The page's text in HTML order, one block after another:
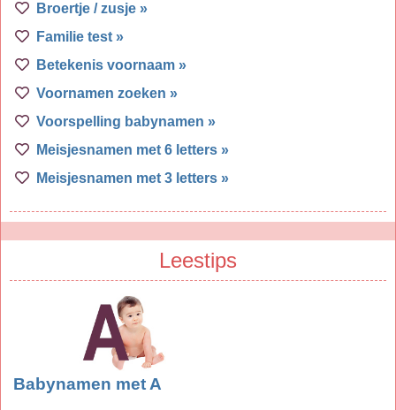
Broertje / zusje »
Familie test »
Betekenis voornaam »
Voornamen zoeken »
Voorspelling babynamen »
Meisjesnamen met 6 letters »
Meisjesnamen met 3 letters »
Leestips
Babynamen met A